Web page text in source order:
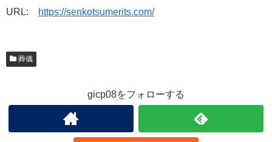
URL: https://senkotsumerits.com/
葬儀
gicp08をフォローする